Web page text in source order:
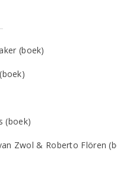
(boek)
(boek)
Zwol & Roberto Flören